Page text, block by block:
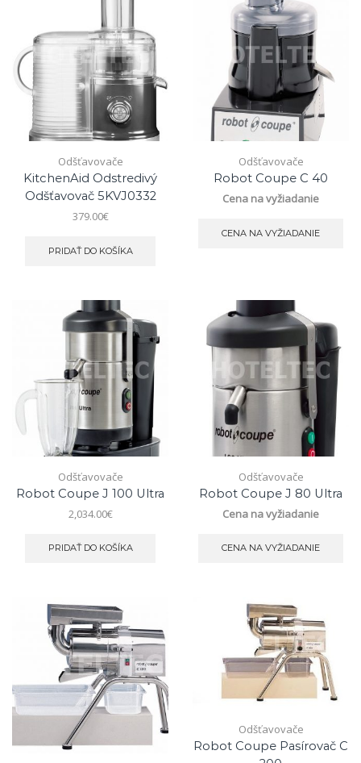
Odšťavovače
KitchenAid Odstredivý
Odšťavovač 5KVJ0332
379.00€
PRIDAŤ DO KOŠÍKA
Odšťavovače
Robot Coupe C 40
Cena na vyžiadanie
CENA NA VYŽIADANIE
Odšťavovače
Robot Coupe J 100 Ultra
2,034.00€
PRIDAŤ DO KOŠÍKA
Odšťavovače
Robot Coupe J 80 Ultra
Cena na vyžiadanie
CENA NA VYŽIADANIE
Odšťavovače
Robot Coupe Pasírovač C